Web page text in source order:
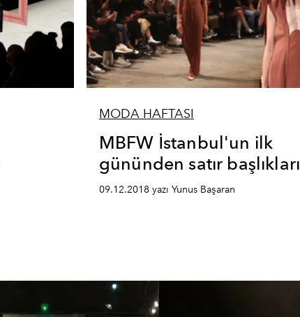
MODA HAFTASI
MBFW İstanbul'un ilk
gününden satır başlıkları
09.12.2018 yazı Yunus Başaran